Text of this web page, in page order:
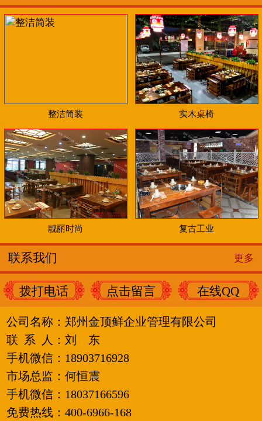
整洁简装 实木桌椅
靓丽时尚 复古工业
联系我们 更多
拨打电话 点击留言 在线QQ
公司名称： 郑州金顶鲜企业管理有限公司
联 系 人：刘
东
手机微信：18903716928
市场总监：何恒震
手机微信： 18037166596
免费热线：400-6966-168